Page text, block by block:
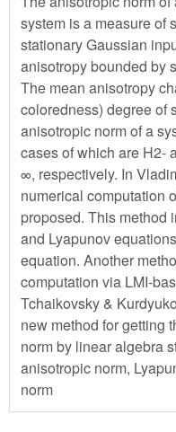
system is a measure of
stationary Gaussian
anisotropy bounded by
The mean anisotropy
coloredness) degree of
anisotropic norm of a
cases of which are
∞, respectively. In
numerical computation
proposed. This method
and Lyapunov
equation. Another
computation via LMI-
Tchaikovsky &
new method for getting
norm by linear algebra
anisotropic norm,
norm